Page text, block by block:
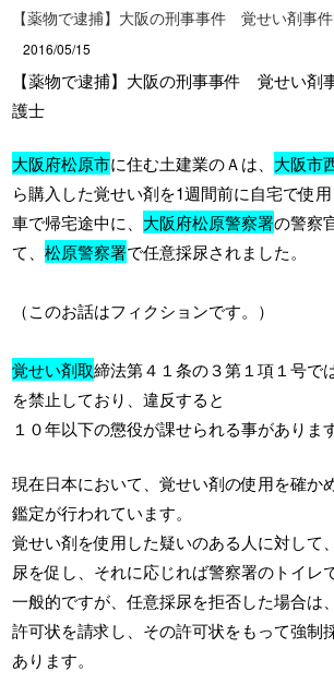
【薬物で逮捕】大阪の刑事事件 覚せい剤事
2016/05/15
【薬物で逮捕】大阪の刑事事件 覚せい剤
護士
大阪府松原市に住む土建業のＡは、 大阪市
ら購入した覚せい剤を1週間前に自宅で使用
車で帰宅途中に、 大阪府松原警察署の警察
て、松原警察署で任意採尿されました。
（このお話はフィクションです。）
覚せい剤取締法第４１条の３第１項１号で
を禁止しており、違反すると
１０年以下の懲役が課せられる事があります
現在日本において、覚せい剤の使用を確か
鑑定が行われています。
覚せい剤を使用した疑いのある人に対して
尿を促し、それに応じれば警察署のトイレ
一般的ですが、任意採尿を拒否した場合は
許可状を請求し、その許可状をもって強制
あります。